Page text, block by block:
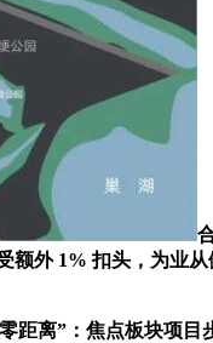
外 1% 扣头，为业
离”：焦点板块项目